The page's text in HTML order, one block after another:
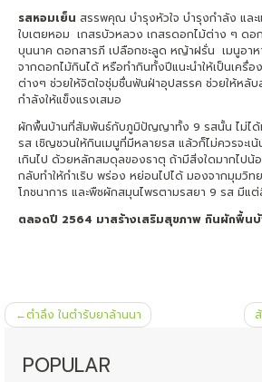
รสหอมเย็น สรรพคุณ บำรุงหัวใจ บำรุงกำลัง และ
ใบเตยหอม เกสรบัวหลวง เกสรดอกไม้ต่าง ๆ ด
บุนนาค ดอกสารภี เปลือกชะลูด หญ้าฝรั่น เมนูอาห
จากดอกไม้กินได้ หรือทำกินทั้งปีแนะนำให้เป็นเครื่
ต่างๆ ช่วยให้จิตใจชุ่มชื่นฟันฝ่าอุปสรรค ช่วยให้หลั
กำลังให้แข็งแรงเสมอ
ผักพื้นบ้านที่สัมพันธ์กับภูมิปัญญาทั้ง 9 รสนั้น ไม่ได้
รส เชิญชวนให้กินเมนูที่มีหลายรส แล้วก็ไม่ควรจะเ
เกินไป ด้วยหลักสมดุลของธาตุ ถ้ามีสิ่งใดมากไปน้
กลับทำให้กำเริบ พร่อง หย่อนไปได้ มองจากมุมวิท
โภชนาการ และพืชผักสมุนไพรตามรสยา 9 รส มีแ
ตลอดปี 2564 มาสร้างเสริมสุขภาพ กินผักพื้นบ้
แนะแนว
เรื่อง
ตำลึง ในตำรับยาล้านนา
POPULAR